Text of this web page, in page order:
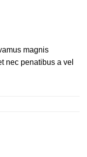
magnis
nec penatibus a vel